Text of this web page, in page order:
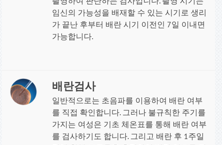
임신의 가능성을 배재할 수 있는 시기로 생리
가 끝난 후부터 배란 시기 이전인 7일 이내면
가능합니다.
배란검사
일반적으로는 초음파를 이용하여 배란 여부
를 직접 확인합니다. 그러나 불규칙한 주기를
가지는 여성은 기초 체온표를 통해 배란 여부
를 검사하기도 합니다. 그리고 배란 후 1주일